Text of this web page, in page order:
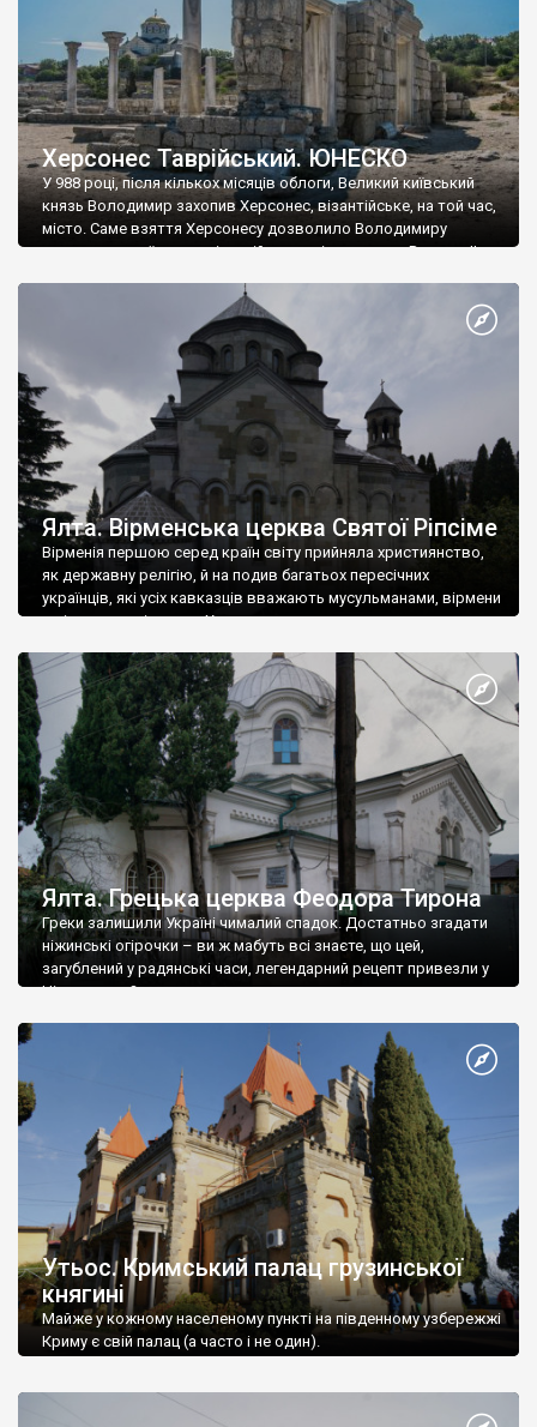
Херсонес Таврійський. ЮНЕСКО
У 988 році, після кількох місяців облоги, Великий київський
князь Володимир захопив Херсонес, візантійське, на той час,
місто. Саме взяття Херсонесу дозволило Володимиру
диктувати свої умови візантійському імператору Василю ІІ, та
Херсонесі Володимир-язичник, став Василем-християнином.
А потім було Хрещення Русі. На честь Херсонесу Таврійського
Ялта. Вірменська церква Святої Ріпсіме
Вірменія першою серед країн світу прийняла християнство,
як державну релігію, й на подив багатьох пересічних
українців, які усіх кавказців вважають мусульманами, вірмени
є відданими вірянами Христа
Ялта. Грецька церква Феодора Тирона
Греки залишили Україні чималий спадок. Достатньо згадати
ніжинські огірочки – ви ж мабуть всі знаєте, що цей,
загублений у радянські часи, легендарний рецепт привезли у
Ніжин греки?
Утьос. Кримський палац грузинської
княгині
Майже у кожному населеному пункті на південному узбережжі
Криму є свій палац (а часто і не один).